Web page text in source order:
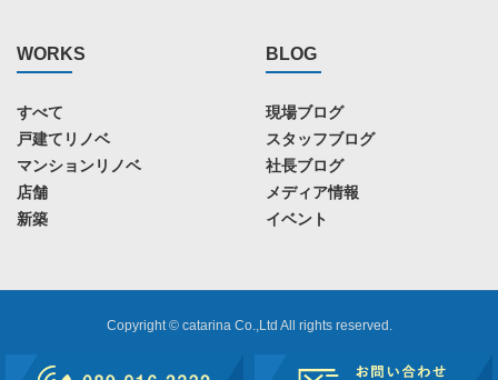
WORKS
すべて
戸建てリノベ
マンションリノベ
店舗
新築
BLOG
現場ブログ
スタッフブログ
社長ブログ
メディア情報
イベント
Copyright © catarina Co.,Ltd All rights reserved.